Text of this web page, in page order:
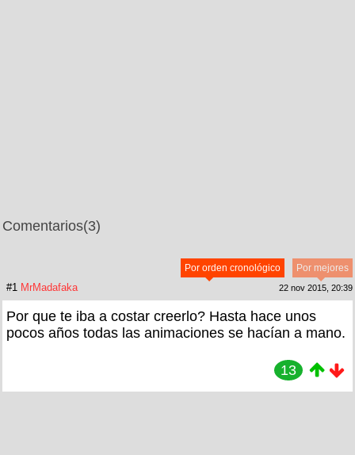
Comentarios(3)
Por mejores
Por orden cronológico
#1 MrMadafaka 22 nov 2015, 20:39
Por que te iba a costar creerlo? Hasta hace unos
pocos años todas las animaciones se hacían a mano.
13